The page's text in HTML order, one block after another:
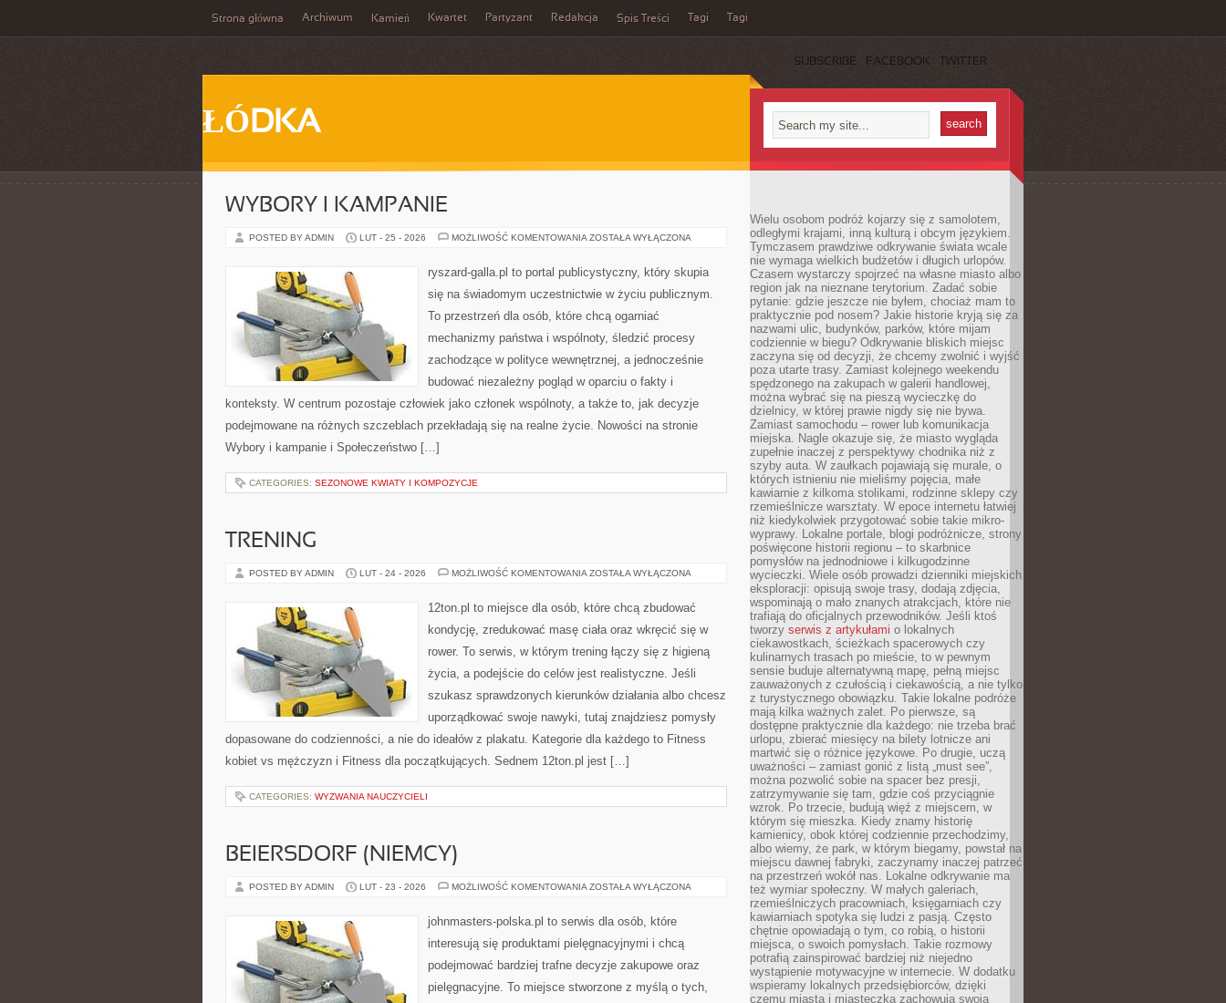
Strona główna Archiwum Kamień Kwartet Partyzant Redakcja Spis Treści Tagi Tagi
SUBSCRIBE FACEBOOK TWITTER
ŁÓDKA
WYBORY I KAMPANIE
POSTED BY ADMIN LUT - 25 - 2026 MOŻLIWOŚĆ KOMENTOWANIA WYBORY
ZOSTAŁA WYŁĄCZONA
ryszard-galla.pl to portal publicystyczny, który skupia
się na świadomym uczestnictwie w życiu publicznym.
To przestrzeń dla osób, które chcą ogarniać
mechanizmy państwa i wspólnoty, śledzić procesy
zachodzące w polityce wewnętrznej, a jednocześnie
budować niezależny pogląd w oparciu o fakty i
konteksty. W centrum pozostaje człowiek jako członek wspólnoty, a także to, jak decyzje
podejmowane na różnych szczeblach przekładają się na realne życie. Nowości na stronie
Wybory i kampanie i Społeczeństwo […]
CATEGORIES: SEZONOWE KWIATY I KOMPOZYCJE
TRENING
POSTED BY ADMIN LUT - 24 - 2026 MOŻLIWOŚĆ KOMENTOWANIA TRENING
ZOSTAŁA WYŁĄCZONA
12ton.pl to miejsce dla osób, które chcą zbudować
kondycję, zredukować masę ciała oraz wkręcić się w
rower. To serwis, w którym trening łączy się z higieną
życia, a podejście do celów jest realistyczne. Jeśli
szukasz sprawdzonych kierunków działania albo chcesz
uporządkować swoje nawyki, tutaj znajdziesz pomysły
dopasowane do codzienności, a nie do ideałów z plakatu. Kategorie dla każdego to Fitness
kobiet vs mężczyzn i Fitness dla początkujących. Sednem 12ton.pl jest […]
CATEGORIES: WYZWANIA NAUCZYCIELI
BEIERSDORF (NIEMCY)
POSTED BY ADMIN LUT - 23 - 2026 MOŻLIWOŚĆ KOMENTOWANIA BEIERSDORF
ZOSTAŁA WYŁĄCZONA
johnmasters-polska.pl to serwis dla osób, które
interesują się produktami pielęgnacyjnymi i chcą
podejmować bardziej trafne decyzje zakupowe oraz
pielęgnacyjne. To miejsce stworzone z myślą o tych,
Wielu osobom podróż kojarzy się z samolotem,
odległymi krajami, inną kulturą i obcym językiem.
Tymczasem prawdziwe odkrywanie świata wcale
nie wymaga wielkich budżetów i długich urlopów.
Czasem wystarczy spojrzeć na własne miasto albo
region jak na nieznane terytorium. Zadać sobie
pytanie: gdzie jeszcze nie byłem, chociaż mam to
praktycznie pod nosem? Jakie historie kryją się za
nazwami ulic, budynków, parków, które mijam
codziennie w biegu? Odkrywanie bliskich miejsc
zaczyna się od decyzji, że chcemy zwolnić i wyjść
poza utarte trasy. Zamiast kolejnego weekendu
spędzonego na zakupach w galerii handlowej,
można wybrać się na pieszą wycieczkę do
dzielnicy, w której prawie nigdy się nie bywa.
Zamiast samochodu – rower lub komunikacja
miejska. Nagle okazuje się, że miasto wygląda
zupełnie inaczej z perspektywy chodnika niż z
szyby auta. W zaułkach pojawiają się murale, o
których istnieniu nie mieliśmy pojęcia, małe
kawiarnie z kilkoma stolikami, rodzinne sklepy czy
rzemieślnicze warsztaty. W epoce internetu łatwiej
niż kiedykolwiek przygotować sobie takie mikro-
wyprawy. Lokalne portale, blogi podróżnicze, strony
poświęcone historii regionu – to skarbnice
pomysłów na jednodniowe i kilkugodzinne
wycieczki. Wiele osób prowadzi dzienniki miejskich
eksploracji: opisują swoje trasy, dodają zdjęcia,
wspominają o mało znanych atrakcjach, które nie
trafiają do oficjalnych przewodników. Jeśli ktoś
tworzy serwis z artykułami o lokalnych
ciekawostkach, ścieżkach spacerowych czy
kulinarnych trasach po mieście, to w pewnym
sensie buduje alternatywną mapę, pełną miejsc
zauważonych z czułością i ciekawością, a nie tylko
z turystycznego obowiązku. Takie lokalne podróże
mają kilka ważnych zalet. Po pierwsze, są
dostępne praktycznie dla każdego: nie trzeba brać
urlopu, zbierać miesięcy na bilety lotnicze ani
martwić się o różnice językowe. Po drugie, uczą
uważności – zamiast gonić z listą „must see”,
można pozwolić sobie na spacer bez presji,
zatrzymywanie się tam, gdzie coś przyciągnie
wzrok. Po trzecie, budują więź z miejscem, w
którym się mieszka. Kiedy znamy historię
kamienicy, obok której codziennie przechodzimy,
albo wiemy, że park, w którym biegamy, powstał na
miejscu dawnej fabryki, zaczynamy inaczej patrzeć
na przestrzeń wokół nas. Lokalne odkrywanie ma
też wymiar społeczny. W małych galeriach,
rzemieślniczych pracowniach, księgarniach czy
kawiarniach spotyka się ludzi z pasją. Często
chętnie opowiadają o tym, co robią, o historii
miejsca, o swoich pomysłach. Takie rozmowy
potrafią zainspirować bardziej niż niejedno
wystąpienie motywacyjne w internecie. W dodatku
wspieramy lokalnych przedsiębiorców, dzięki
czemu miasta i miasteczka zachowują swoją